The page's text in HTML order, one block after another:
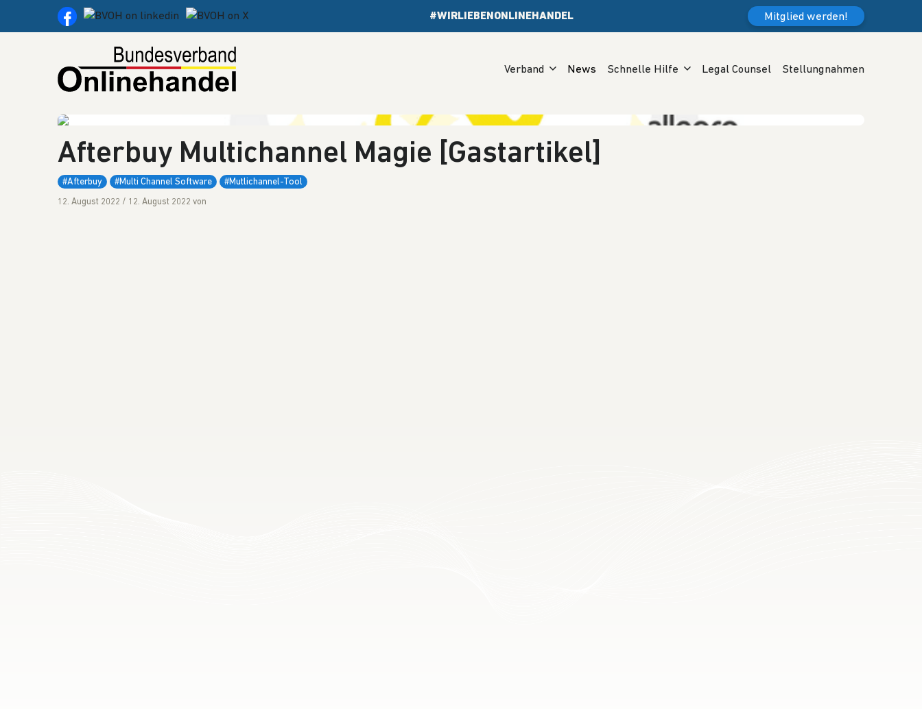
Weiter zum Inhalt
#WIRLIEBENONLINEHANDEL Mitglied werden!
Verband News Schnelle Hilfe Legal Counsel Stellungnahmen
Afterbuy Multichannel Magie [Gastartikel]
#Afterbuy #Multi Channel Software #Mutlichannel-Tool
12. August 2022 / 12. August 2022 von